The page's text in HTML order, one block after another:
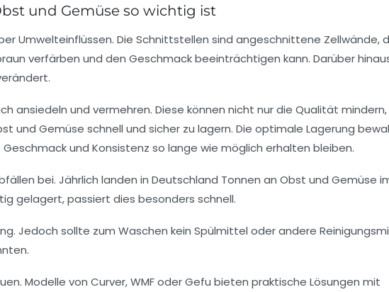
und Gemüse so wichtig ist
Umwelteinflüssen. Die Schnittstellen sind angeschnittene Zellwände,
verfärben und den Geschmack beeinträchtigen kann. Darüber
ansiedeln und vermehren. Diese können nicht nur die Qualität mindern,
und Gemüse schnell und sicher zu lagern. Die optimale Lagerung
und Konsistenz so lange wie möglich erhalten bleiben.
bei. Jährlich landen in Deutschland Tonnen an Obst und Gemüse
gelagert, passiert dies besonders schnell.
Jedoch sollte zum Waschen kein Spülmittel oder andere
Modelle von Curver, WMF oder Gefu bieten praktische Lösungen mit